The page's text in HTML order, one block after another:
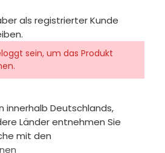
als registrierter Kunde
sein, um das Produkt
innerhalb Deutschlands,
Länder entnehmen Sie
mit den